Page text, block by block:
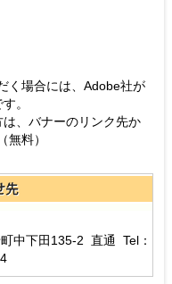
く場合には、Adobe社が
。
、バナーのリンク先か
無料）
中下田135-2 直通 Tel：